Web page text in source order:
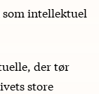
som intellektuel
der tør
store